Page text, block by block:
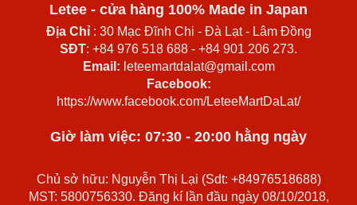
Letee - cửa hàng 100% Made in Japan
Địa Chỉ: 30 Mạc Đĩnh Chi - Đà Lạt - Lâm Đồng
SĐT: +84 976 518 688 - +84 901 206 273.
Email: leteemartdalat@gmail.com
Facebook:
https://www.facebook.com/LeteeMartDaLat/
Giờ làm việc: 07:30 - 20:00 hằng ngày
Chủ sở hữu: Nguyễn Thị Lại (Sdt: +84976518688)
MST: 5800756330. Đăng kí lần đầu ngày 08/10/2018,